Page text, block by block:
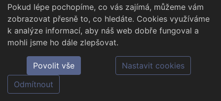
Pokud lépe pochopíme, co vás zajímá, můžeme vám
zobrazovat přesně to, co hledáte. Cookies využíváme
k analýze informací, aby náš web dobře fungoval a
mohli jsme ho dále zlepšovat.
Povolit vše
Nastavit cookies
Odmítnout